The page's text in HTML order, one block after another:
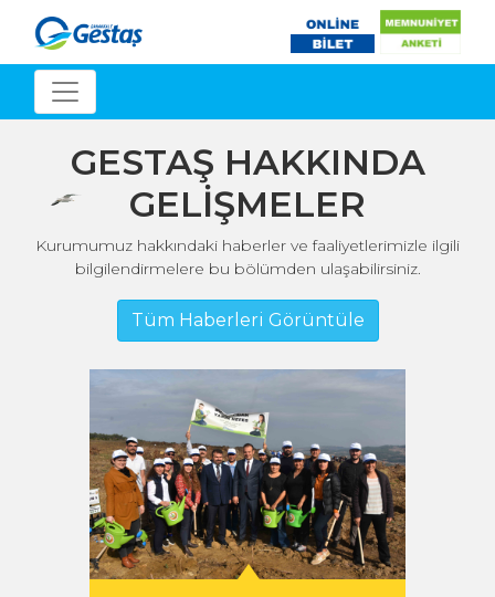
GESTAŞ HAKKINDA
GELİŞMELER
Kurumumuz hakkındaki haberler ve faaliyetlerimizle ilgili
bilgilendirmelere bu bölümden ulaşabilirsiniz.
Tüm Haberleri Görüntüle